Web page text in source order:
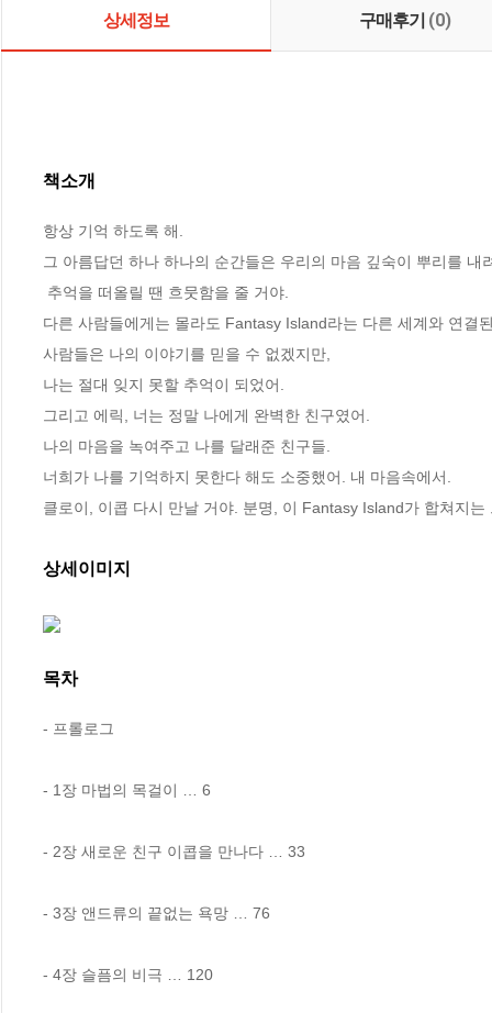
상세정보 구매후기 (0)
책소개
항상 기억 하도록 해.
그 아름답던 하나 하나의 순간들은 우리의 마음 깊숙이 뿌리를 내
다른 사람들에게는 몰라도 Fantasy Island라는 다른 세계와 연결
사람들은 나의 이야기를 믿을 수 없겠지만,
나는 절대 잊지 못할 추억이 되었어.
그리고 에릭, 너는 정말 나에게 완벽한 친구였어.
나의 마음을 녹여주고 나를 달래준 친구들.
너희가 나를 기억하지 못한다 해도 소중했어. 내 마음속에서.
클로이, 이콥 다시 만날 거야. 분명, 이 Fantasy Island가 합쳐지는
상세이미지
목차
- 프롤로그
- 1장 마법의 목걸이 … 6
- 2장 새로운 친구 이콥을 만나다 … 33
- 3장 앤드류의 끝없는 욕망 … 76
- 4장 슬픔의 비극 … 120